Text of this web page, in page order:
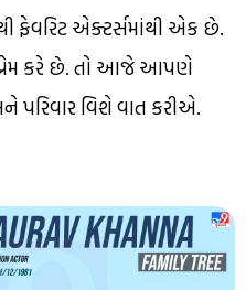
ફેવરિટ એક્ટર્સમાંથી એક છે.
કરે છે. તો આજે આપણે
પરિવાર વિશે વાત કરીએ.